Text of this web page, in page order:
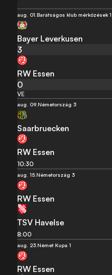
aug. 01.Barátságos klub mérközések 1
Bayer Leverkusen
3
RW Essen
0
VE
aug. 09.Németország 3
Saarbruecken
RW Essen
10:30
aug. 15.Németország 3
RW Essen
TSV Havelse
8:00
aug. 23.Német Kupa 1
RW Essen